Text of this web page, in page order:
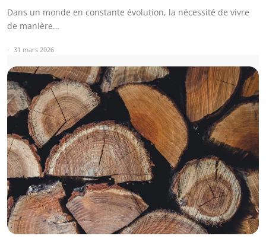
Dans un monde en constante évolution, la nécessité de vivre
de manière…
31 mars 2026